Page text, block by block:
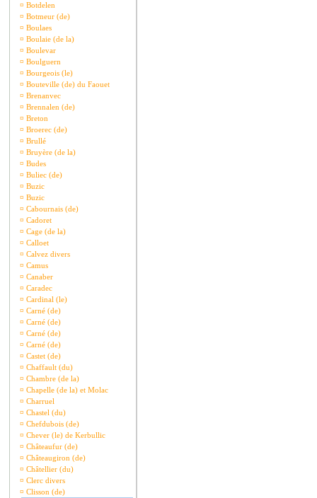
¤ Botdelen
¤ Botmeur (de)
¤ Boulaes
¤ Boulaie (de la)
¤ Boulevar
¤ Boulguern
¤ Bourgeois (le)
¤ Bouteville (de) du Faouet
¤ Brenanvec
¤ Brennalen (de)
¤ Breton
¤ Broerec (de)
¤ Brullé
¤ Bruyère (de la)
¤ Budes
¤ Buliec (de)
¤ Buzic
¤ Buzic
¤ Cabournais (de)
¤ Cadoret
¤ Cage (de la)
¤ Calloet
¤ Calvez divers
¤ Camus
¤ Canaber
¤ Caradec
¤ Cardinal (le)
¤ Carné (de)
¤ Carné (de)
¤ Carné (de)
¤ Carné (de)
¤ Castet (de)
¤ Chaffault (du)
¤ Chambre (de la)
¤ Chapelle (de la) et Molac
¤ Charruel
¤ Chastel (du)
¤ Chefdubois (de)
¤ Chever (le) de Kerbullic
¤ Châteaufur (de)
¤ Châteaugiron (de)
¤ Châtellier (du)
¤ Clerc divers
¤ Clisson (de)